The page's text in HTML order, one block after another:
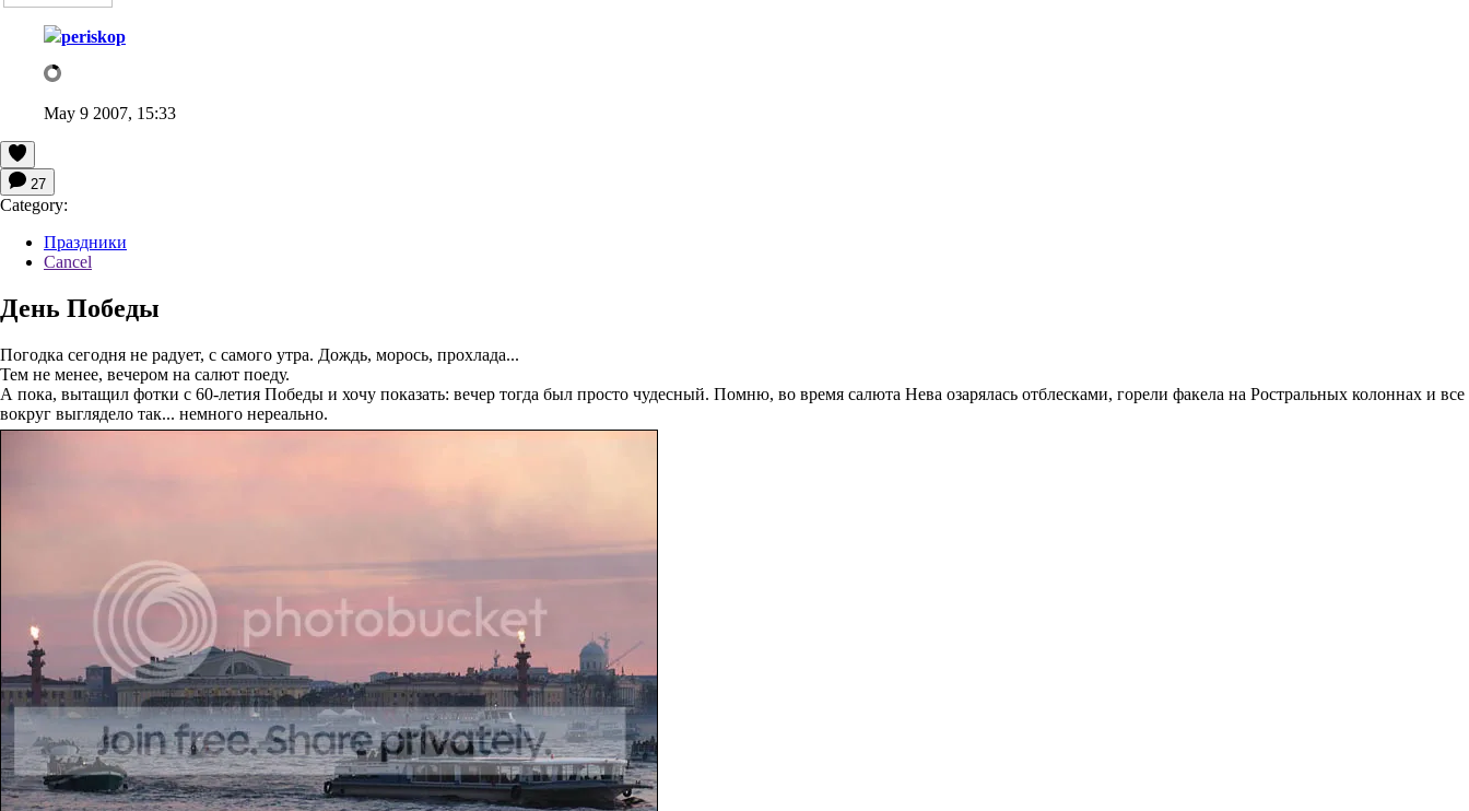
periskop
May 9 2007, 15:33
27
Category:
Праздники
Cancel
День Победы
Погодка сегодня не радует, с самого утра. Дождь, морось, прохлада...
Тем не менее, вечером на салют поеду.
А пока, вытащил фотки с 60-летия Победы и хочу показать: вечер тогда был просто чудесный. Помню, во время салюта Нева озарялась отблесками, горели факела на Ростральных колоннах и все
вокруг выглядело так... немного нереально.